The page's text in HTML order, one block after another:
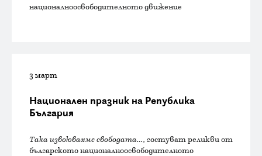
националноосвободителното движение
3 март
Национален празник на Република
България
Така извоювахме свободата…, гостуват реликви от
българското националноосвободителното